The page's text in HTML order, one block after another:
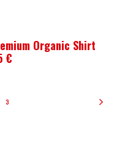
Organic Shirt
€
3